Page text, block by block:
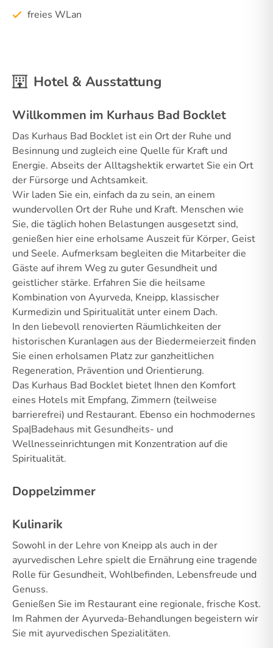
freies WLan
Hotel & Ausstattung
Willkommen im Kurhaus Bad Bocklet
Das Kurhaus Bad Bocklet ist ein Ort der Ruhe und
Besinnung und zugleich eine Quelle für Kraft und
Energie. Abseits der Alltagshektik erwartet Sie ein Ort
der Fürsorge und Achtsamkeit.
Wir laden Sie ein, einfach da zu sein, an einem
wundervollen Ort der Ruhe und Kraft. Menschen wie
Sie, die täglich hohen Belastungen ausgesetzt sind,
genießen hier eine erholsame Auszeit für Körper, Geist
und Seele. Aufmerksam begleiten die Mitarbeiter die
Gäste auf ihrem Weg zu guter Gesundheit und
geistlicher stärke. Erfahren Sie die heilsame
Kombination von Ayurveda, Kneipp, klassischer
Kurmedizin und Spiritualität unter einem Dach.
In den liebevoll renovierten Räumlichkeiten der
historischen Kuranlagen aus der Biedermeierzeit finden
Sie einen erholsamen Platz zur ganzheitlichen
Regeneration, Prävention und Orientierung.
Das Kurhaus Bad Bocklet bietet Ihnen den Komfort
eines Hotels mit Empfang, Zimmern (teilweise
barrierefrei) und Restaurant. Ebenso ein hochmodernes
Spa|Badehaus mit Gesundheits- und
Wellnesseinrichtungen mit Konzentration auf die
Spiritualität.
Doppelzimmer
Kulinarik
Sowohl in der Lehre von Kneipp als auch in der
ayurvedischen Lehre spielt die Ernährung eine tragende
Rolle für Gesundheit, Wohlbefinden, Lebensfreude und
Genuss.
Genießen Sie im Restaurant eine regionale, frische Kost.
Im Rahmen der Ayurveda-Behandlungen begeistern wir
Sie mit ayurvedischen Spezialitäten.